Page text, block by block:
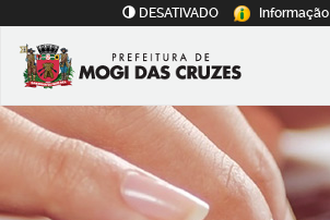
DESATIVADO Informação